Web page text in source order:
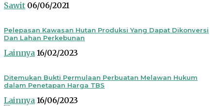
Sawit 06/06/2021
Pelepasan Kawasan Hutan Produksi Yang Dapat Dikonversi
Dan Lahan Perkebunan
Lainnya 16/02/2023
Ditemukan Bukti Permulaan Perbuatan Melawan Hukum
dalam Penetapan Harga TBS
Lainnya 16/06/2023